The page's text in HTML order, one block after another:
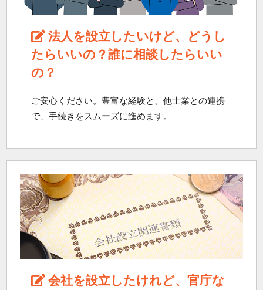
法人を設立したいけど、どうし
たらいいの？誰に相談したらいい
の？
ご安心ください。豊富な経験と、他士業との連携
で、手続きをスムーズに進めます。
会社を設立したけれど、官庁な